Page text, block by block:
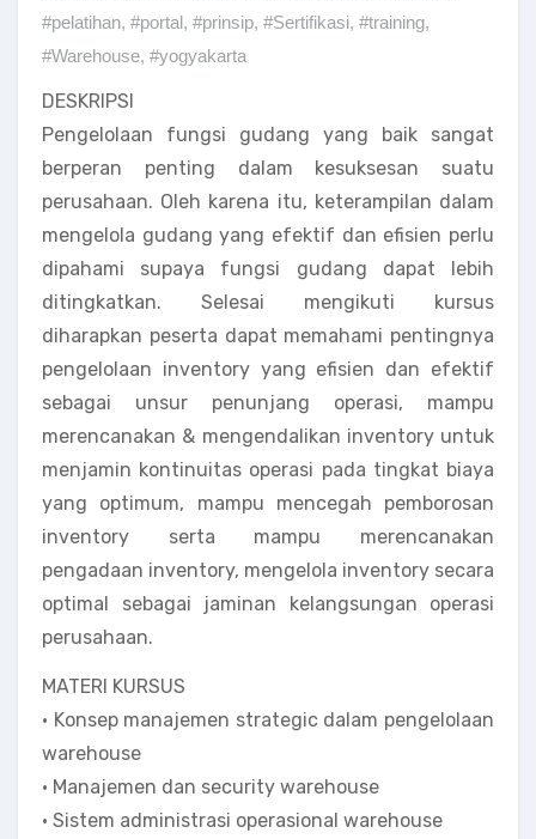
#pelatihan, #portal, #prinsip, #Sertifikasi, #training,
#Warehouse, #yogyakarta
DESKRIPSI
Pengelolaan fungsi gudang yang baik sangat
berperan penting dalam kesuksesan suatu
perusahaan. Oleh karena itu, keterampilan dalam
mengelola gudang yang efektif dan efisien perlu
dipahami supaya fungsi gudang dapat lebih
ditingkatkan. Selesai mengikuti kursus
diharapkan peserta dapat memahami pentingnya
pengelolaan inventory yang efisien dan efektif
sebagai unsur penunjang operasi, mampu
merencanakan & mengendalikan inventory untuk
menjamin kontinuitas operasi pada tingkat biaya
yang optimum, mampu mencegah pemborosan
inventory serta mampu merencanakan
pengadaan inventory, mengelola inventory secara
optimal sebagai jaminan kelangsungan operasi
perusahaan.
MATERI KURSUS
• Konsep manajemen strategic dalam pengelolaan
warehouse
• Manajemen dan security warehouse
• Sistem administrasi operasional warehouse